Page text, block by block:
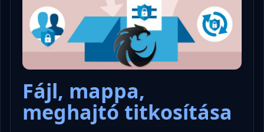
Fájl, mappa,
meghajtó titkosítása